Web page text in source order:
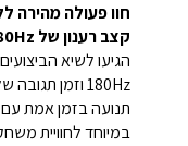
חוו פעולה מהירה
קצב רענון של 180Hz וזמן תגובה של 1ms (GtG)
הגיעו לשיא
תנועה בזמן אמת עם
במיוחד לחוויית